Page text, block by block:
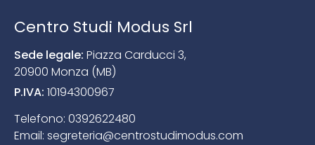
Centro Studi Modus Srl
Sede legale: Piazza Carducci 3,
20900 Monza (MB)
P.IVA: 10194300967
Telefono: 0392622480
Email: segreteria@centrostudimodus.com